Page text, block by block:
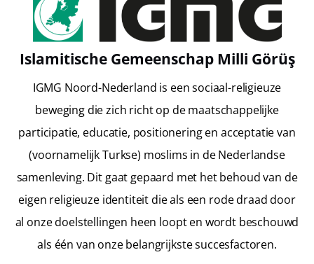
Diensten
Inschrijven
Contact
Islamitische Gemeenschap Milli Görüş
IGMG Noord-Nederland is een sociaal-religieuze
beweging die zich richt op de maatschappelijke
participatie, educatie, positionering en acceptatie van
(voornamelijk Turkse) moslims in de Nederlandse
samenleving. Dit gaat gepaard met het behoud van de
eigen religieuze identiteit die als een rode draad door
al onze doelstellingen heen loopt en wordt beschouwd
als één van onze belangrijkste succesfactoren.